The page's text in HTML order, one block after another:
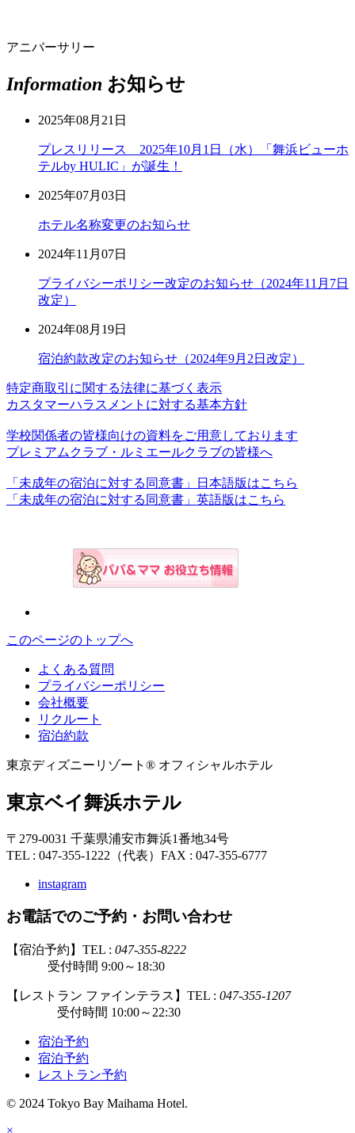
アニバーサリー
Information お知らせ
2025年08月21日
プレスリリース 2025年10月1日（水）「舞浜ビューホ
テルby HULIC」が誕生！
2025年07月03日
ホテル名称変更のお知らせ
2024年11月07日
プライバシーポリシー改定のお知らせ（2024年11月7日
改定）
2024年08月19日
宿泊約款改定のお知らせ（2024年9月2日改定）
特定商取引に関する法律に基づく表示
カスタマーハラスメントに対する基本方針
学校関係者の皆様向けの資料をご用意しております
プレミアムクラブ・ルミエールクラブの皆様へ
「未成年の宿泊に対する同意書」日本語版はこちら
「未成年の宿泊に対する同意書」英語版はこちら
このページのトップへ
よくある質問
プライバシーポリシー
会社概要
リクルート
宿泊約款
東京ディズニーリゾート® オフィシャルホテル
東京ベイ舞浜ホテル
〒279-0031 千葉県浦安市舞浜1番地34号
TEL : 047-355-1222（代表） FAX : 047-355-6777
instagram
お電話でのご予約・お問い合わせ
【宿泊予約】TEL : 047-355-8222
受付時間 9:00～18:30
【レストラン ファインテラス】TEL : 047-355-1207
受付時間 10:00～22:30
宿泊予約
宿泊予約
レストラン予約
© 2024 Tokyo Bay Maihama Hotel.
×